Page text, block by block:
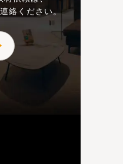
絡ください。